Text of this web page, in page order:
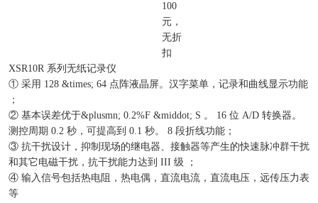
100
元，
无折
扣
XSR10R 系列无纸记录仪
① 采用 128 &times; 64 点阵液晶屏。汉字菜单，记录和曲线显示功能
；
② 基本误差优于&plusmn; 0.2%F &middot; S 。 16 位 A/D 转换器。
测控周期 0.2 秒，可提高到 0.1 秒。 8 段折线功能；
③ 抗干扰设计，抑制现场的继电器、接触器等产生的快速脉冲群干扰
和其它电磁干扰，抗干扰能力达到 III 级 ；
④ 输入信号包括热电阻，热电偶，直流电流，直流电压，远传压力表
等